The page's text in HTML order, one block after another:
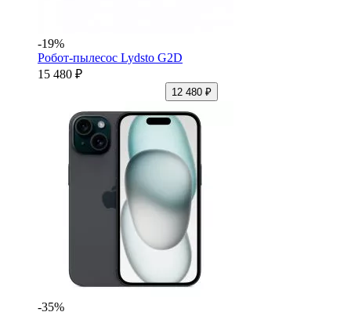
-19%
Робот-пылесос Lydsto G2D
15 480 ₽
12 480 ₽
-35%